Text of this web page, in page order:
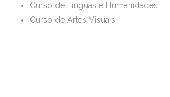
Curso de Línguas e Humanidades
Curso de Artes Visuais